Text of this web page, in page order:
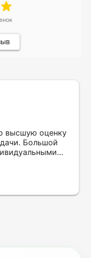
высшую оценку
Большой
принт
исполнен
даже не
мои вопросы.